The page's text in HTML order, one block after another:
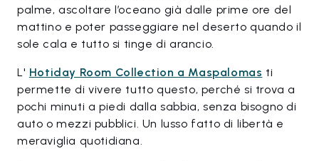
palme, ascoltare l’oceano già dalle prime ore del
mattino e poter passeggiare nel deserto quando il
sole cala e tutto si tinge di arancio.
L' Hotiday Room Collection a Maspalomas ti
permette di vivere tutto questo, perché si trova a
pochi minuti a piedi dalla sabbia, senza bisogno di
auto o mezzi pubblici. Un lusso fatto di libertà e
meraviglia quotidiana.